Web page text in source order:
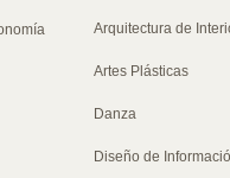
Arquitectura de
Artes Plásticas
Danza
Diseño de